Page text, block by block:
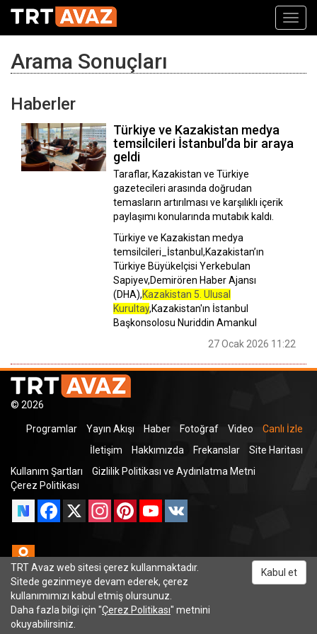
Arama Sonuçları
Haberler
Türkiye ve Kazakistan medya
temsilcileri İstanbul’da bir araya
geldi
Taraflar, Kazakistan ve Türkiye
gazetecileri arasında doğrudan
temasların artırılması ve karşılıklı içerik
paylaşımı konularında mutabık kaldı.
Türkiye ve Kazakistan medya
temsilcileri_İstanbul,Kazakistan’ın
Türkiye Büyükelçisi Yerkebulan
Sapiyev,Demirören Haber Ajansı
(DHA),Kazakistan 5. Ulusal
Kurultay,Kazakistan'ın İstanbul
Başkonsolosu Nuriddin Amankul
27 Ocak 2026 11:22
© 2026
Programlar Yayın Akışı Haber Fotoğraf Video
Canlı İzle
İletişim
Hakkımızda Frekanslar
Site Haritası
Kullanım Şartları
Gizlilik Politikası ve Aydınlatma Metni
Çerez Politikası
Facebook
X InstagramPinterestYouTube
TRT Avaz web sitesi çerez kullanmaktadır.
Sitede gezinmeye devam ederek, çerez
kullanımımızı kabul etmiş olursunuz.
Daha fazla bilgi için "Çerez Politikası" metnini
okuyabilirsiniz.
Kabul et